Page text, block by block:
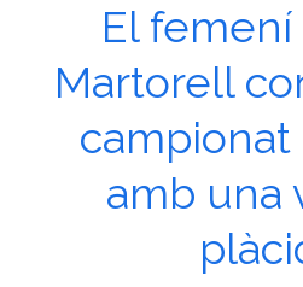
El femení
Martorell
campionat
amb una